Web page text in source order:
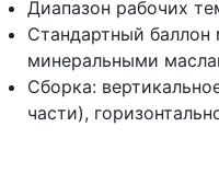
Диапазон рабочих
Стандартный баллон
минеральными
Сборка:
части),